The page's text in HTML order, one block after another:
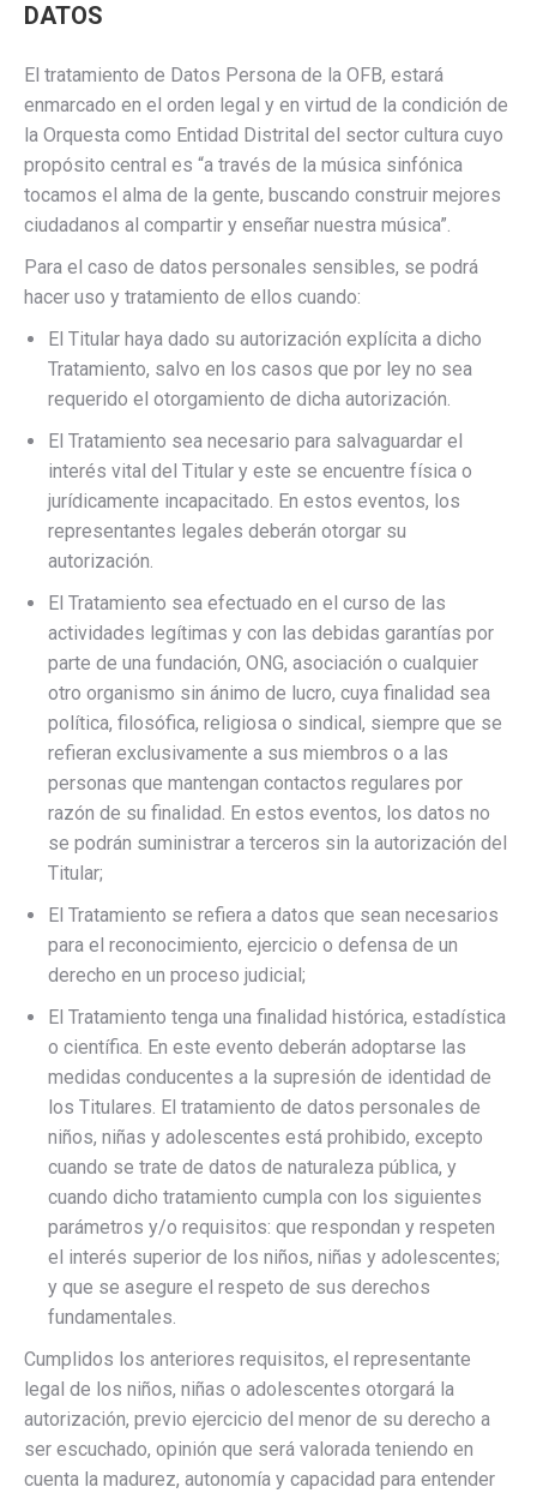
DATOS
El tratamiento de Datos Persona de la OFB, estará
enmarcado en el orden legal y en virtud de la condición de
la Orquesta como Entidad Distrital del sector cultura cuyo
propósito central es “a través de la música sinfónica
tocamos el alma de la gente, buscando construir mejores
ciudadanos al compartir y enseñar nuestra música”.
Para el caso de datos personales sensibles, se podrá
hacer uso y tratamiento de ellos cuando:
El Titular haya dado su autorización explícita a dicho
Tratamiento, salvo en los casos que por ley no sea
requerido el otorgamiento de dicha autorización.
El Tratamiento sea necesario para salvaguardar el
interés vital del Titular y este se encuentre física o
jurídicamente incapacitado. En estos eventos, los
representantes legales deberán otorgar su
autorización.
El Tratamiento sea efectuado en el curso de las
actividades legítimas y con las debidas garantías por
parte de una fundación, ONG, asociación o cualquier
otro organismo sin ánimo de lucro, cuya finalidad sea
política, filosófica, religiosa o sindical, siempre que se
refieran exclusivamente a sus miembros o a las
personas que mantengan contactos regulares por
razón de su finalidad. En estos eventos, los datos no
se podrán suministrar a terceros sin la autorización del
Titular;
El Tratamiento se refiera a datos que sean necesarios
para el reconocimiento, ejercicio o defensa de un
derecho en un proceso judicial;
El Tratamiento tenga una finalidad histórica, estadística
o científica. En este evento deberán adoptarse las
medidas conducentes a la supresión de identidad de
los Titulares. El tratamiento de datos personales de
niños, niñas y adolescentes está prohibido, excepto
cuando se trate de datos de naturaleza pública, y
cuando dicho tratamiento cumpla con los siguientes
parámetros y/o requisitos: que respondan y respeten
el interés superior de los niños, niñas y adolescentes;
y que se asegure el respeto de sus derechos
fundamentales.
Cumplidos los anteriores requisitos, el representante
legal de los niños, niñas o adolescentes otorgará la
autorización, previo ejercicio del menor de su derecho a
ser escuchado, opinión que será valorada teniendo en
cuenta la madurez, autonomía y capacidad para entender